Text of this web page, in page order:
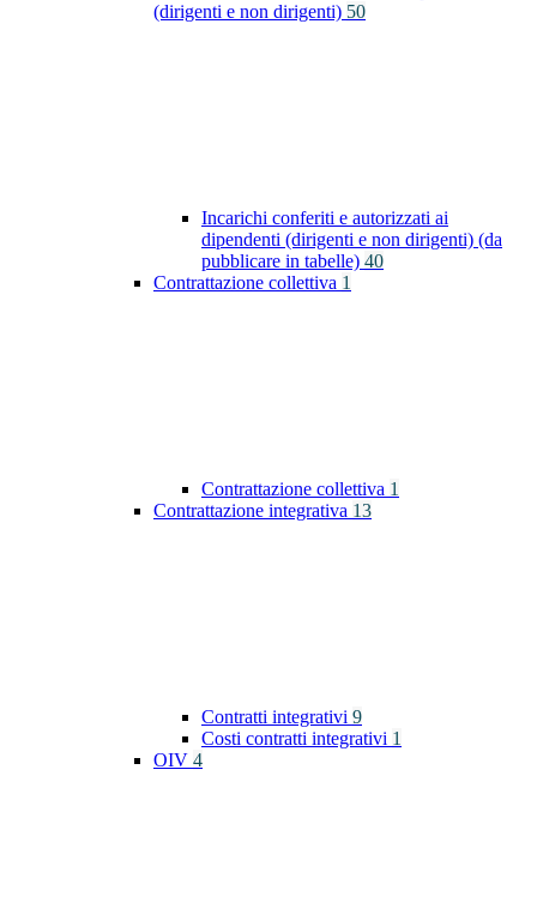
(dirigenti e non dirigenti) 50
Incarichi conferiti e autorizzati ai
dipendenti (dirigenti e non dirigenti) (da
pubblicare in tabelle) 40
Contrattazione collettiva 1
Contrattazione collettiva 1
Contrattazione integrativa 13
Contratti integrativi 9
Costi contratti integrativi 1
OIV 4